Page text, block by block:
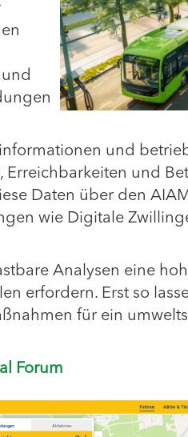
und
und
Daten über den
wie Digitale
Analysen eine
erfordern. Erst so
für ein
Forum